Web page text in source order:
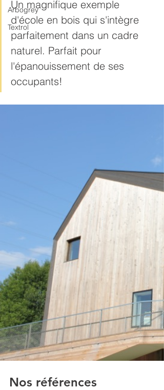
Arbogrey
Textrol
Un magnifique exemple
d'école en bois qui s'intègre
parfaitement dans un cadre
naturel. Parfait pour
l'épanouissement de ses
occupants!
Nos références